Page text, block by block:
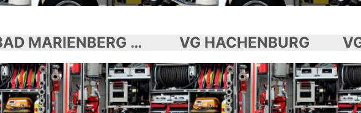
VG BAD MARIENBERG (WW.) VG HACHENBURG